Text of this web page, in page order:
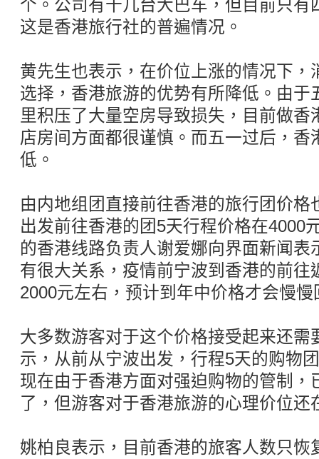
个。公司有十几台大巴车，但目前只有
这是香港旅行社的普遍情况。
黄先生也表示，在价位上涨的情况下，
选择，香港旅游的优势有所降低。由于
里积压了大量空房导致损失，目前做香
店房间方面都很谨慎。而五一过后，香
低。
由内地组团直接前往香港的旅行团价格
出发前往香港的团5天行程价格在4000
的香港线路负责人谢爱娜向界面新闻表
有很大关系，疫情前宁波到香港的前往
2000元左右，预计到年中价格才会慢慢
大多数游客对于这个价格接受起来还需
示，从前从宁波出发，行程5天的购物
现在由于香港方面对强迫购物的管制，
了，但游客对于香港旅游的心理价位还
姚柏良表示，目前香港的旅客人数只恢